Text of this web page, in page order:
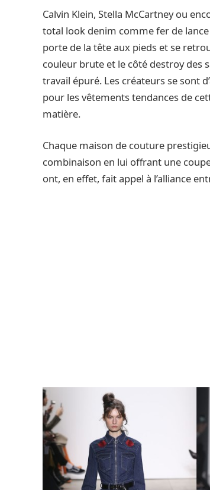
Calvin Klein, Stella McCartney ou
total look denim comme fer de
porte de la tête aux pieds et se
couleur brute et le côté destroy des
travail épuré. Les créateurs se sont
pour les vêtements tendances de
matière.
Chaque maison de couture
combinaison en lui offrant une
ont, en effet, fait appel à l’alliance